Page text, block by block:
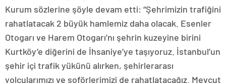
Kurum sözlerine şöyle devam etti: “Şehrimizin trafiğini
rahatlatacak 2 büyük hamlemiz daha olacak. Esenler
Otogarı ve Harem Otogarı’nı şehrin kuzeyine birini
Kurtköy’e diğerini de İhsaniye’ye taşıyoruz. İstanbul’un
şehir içi trafik yükünü alırken, şehirlerarası
yolcularımızı ve şoförlerimizi de rahatlatacağız. Mevcut